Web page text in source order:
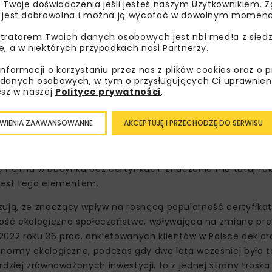
nie tylko w środku, w budynkach i mieszkaniach,
źródła energii, fotowoltaikę, pompy ciepła,
czy generalnie cała strefa rekreacji i zieleni –
które nie są poddawane wielokryterialnej ocenie pod
biorąc pod uwagę deklaracje najemców. Globalny
w budynku bez certyfikacji. Znaczenie ma tutaj
tego elementem.
że znaczący wpływ na rosnącą popularność
ekologiczna społeczeństwa, wpływająca na zmianę
roku 36 proc. ankietowanych klientów w Polsce
ekologiczne, podczas gdy dwa lata wcześniej było
zrównoważonych inwestycji, to z jednej strony troska
doświadczenia jeśli jesteś naszym Użytkownikiem.
dobrowolna i można ją wycofać w dowolnym
Twoich danych osobowych jest nbi med!a z
a w niektórych przypadkach nasi Partnerzy.
o korzystaniu przez nas z plików cookies oraz o
osobowych, w tym o przysługujących Ci
w naszej Polityce prywatności.
AKCEPTUJĘ I PRZECHODZĘ DO SERWISU
ZAAWANSOWANNE